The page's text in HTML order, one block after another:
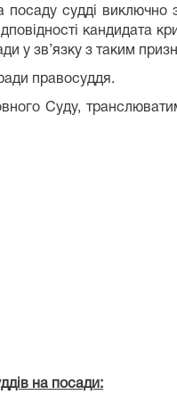
судді виключно
кандидата
у зв’язку з таким
правосуддя.
Суду,
на посади: